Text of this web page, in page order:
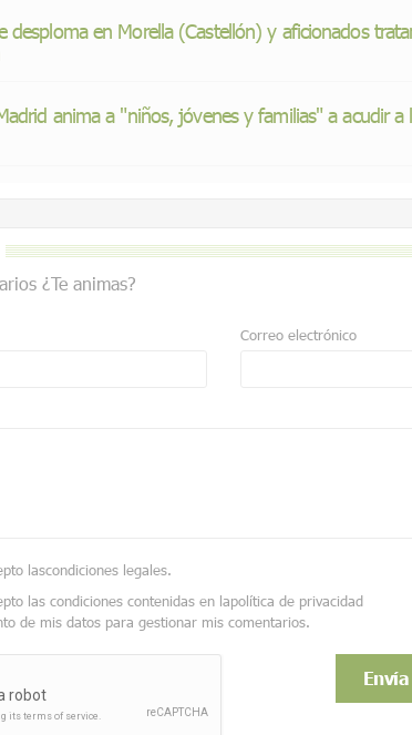
desploma en Morella (Castellón) y aficionados
anima a "niños, jóvenes y familias" a acudir a
¿Te animas?
Correo electrónico
lascondiciones legales.
las condiciones contenidas en lapolítica de privacidad
de mis datos para gestionar mis comentarios.